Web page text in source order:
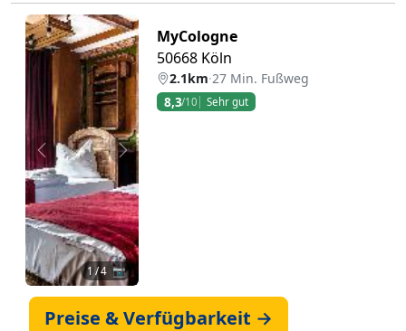
Zurück Weiter
1/ 4 📷
MyCologne
50668 Köln
2.1km·27 Min. Fußweg
8,3/10 Sehr gut
Preise & Verfügbarkeit →